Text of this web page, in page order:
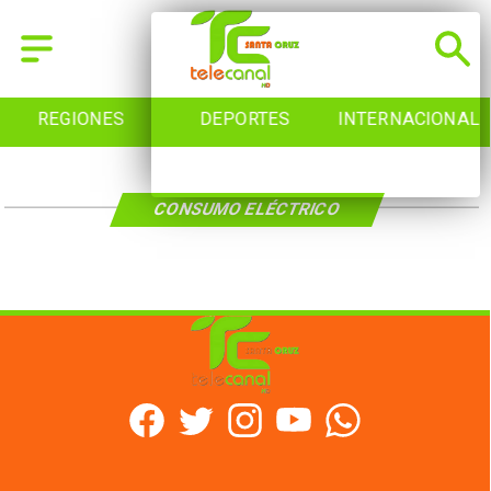
REGIONES DEPORTES INTERNACIONAL
CONSUMO ELÉCTRICO